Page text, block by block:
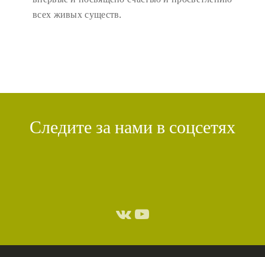
всех живых существ.
Следите за нами в соцсетях